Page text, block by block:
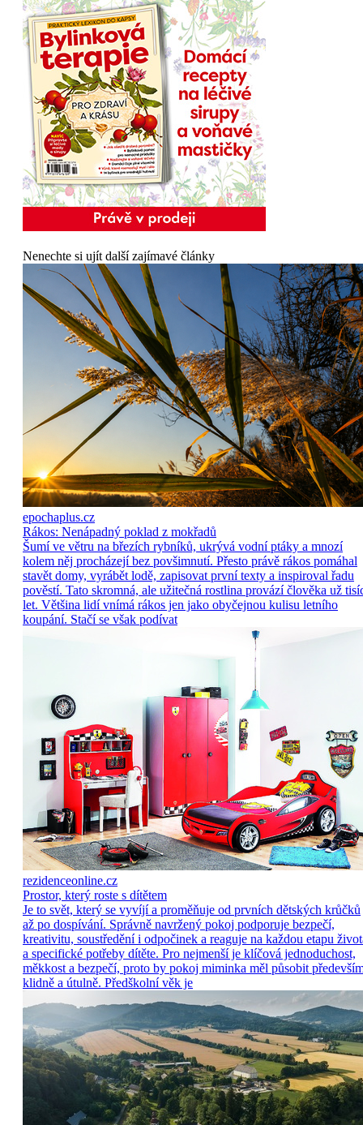
Nenechte si ujít další zajímavé články
epochaplus.cz
Rákos: Nenápadný poklad z mokřadů
Šumí ve větru na březích rybníků, ukrývá vodní ptáky a mnozí
kolem něj procházejí bez povšimnutí. Přesto právě rákos pomáhal
stavět domy, vyrábět lodě, zapisovat první texty a inspiroval řadu
pověstí. Tato skromná, ale užitečná rostlina provází člověka už
let. Většina lidí vnímá rákos jen jako obyčejnou kulisu letního
koupání. Stačí se však podívat
rezidenceonline.cz
Prostor, který roste s dítětem
Je to svět, který se vyvíjí a proměňuje od prvních dětských krůčků
až po dospívání. Správně navržený pokoj podporuje bezpečí,
kreativitu, soustředění i odpočinek a reaguje na každou etapu
a specifické potřeby dítěte. Pro nejmenší je klíčová jednoduchost,
měkkost a bezpečí, proto by pokoj miminka měl působit
klidně a útulně. Předškolní věk je